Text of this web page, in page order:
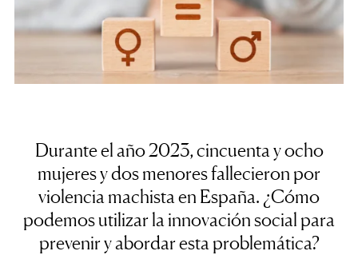
Durante el año 2023, cincuenta y ocho
mujeres y dos menores fallecieron por
violencia machista en España. ¿Cómo
podemos utilizar la innovación social para
prevenir y abordar esta problemática?